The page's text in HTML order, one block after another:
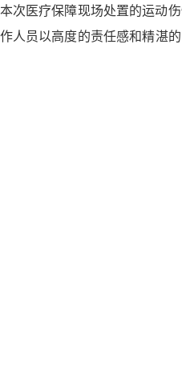
次医疗保障现场处置的运动
人员以高度的责任感和精湛